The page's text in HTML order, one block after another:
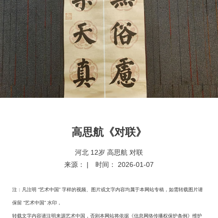
高思航《对联》
河北 12岁 高思航 对联
来源： | 时间： 2026-01-07
注：凡注明 “艺术中国” 字样的视频、图片或文字内容均属于本网站专稿，如需转载图片请
保留 “艺术中国” 水印，
转载文字内容请注明来源艺术中国，否则本网站将依据《信息网络传播权保护条例》维护